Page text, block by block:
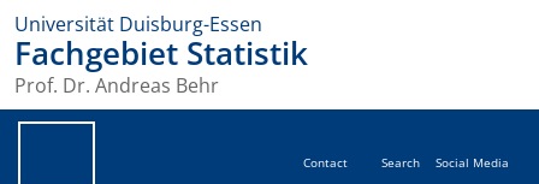
Universität Duisburg-Essen
Fachgebiet Statistik
Prof. Dr. Andreas Behr
Contact Search Social Media